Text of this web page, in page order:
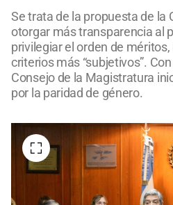
Se trata de la propuesta de la
otorgar más transparencia al
privilegiar el orden de
criterios más “subjetivos”.
Consejo de la Magistratura
por la paridad de género.